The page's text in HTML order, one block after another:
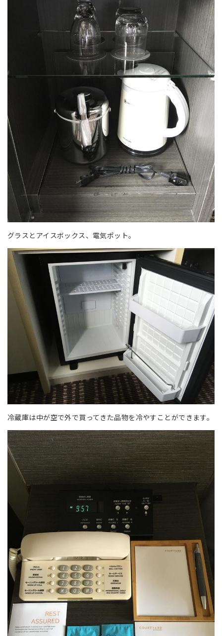
グラスとアイスボックス、電気ポット。
冷蔵庫は中が空で外で買ってきた品物を冷やすことができます。